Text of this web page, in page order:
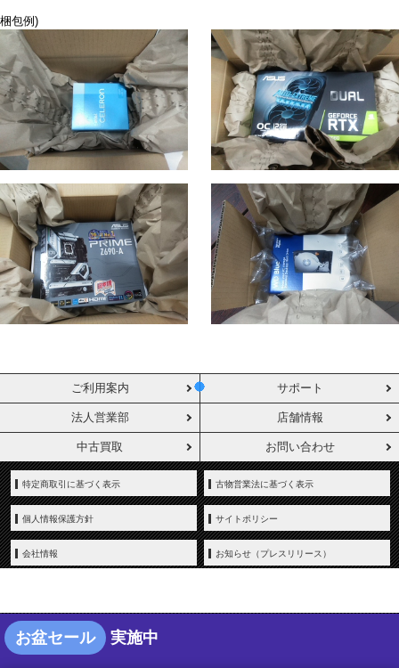
梱包例)
ご利用案内 サポート
法人営業部 店舗情報
中古買取 お問い合わせ
特定商取引に基づく表示 古物営業法に基づく表示
個人情報保護方針 サイトポリシー
会社情報 お知らせ（プレスリリース）
Copyright © YAMADA-DENKI Co., Ltd. All rights reserved.
お盆セール 実施中